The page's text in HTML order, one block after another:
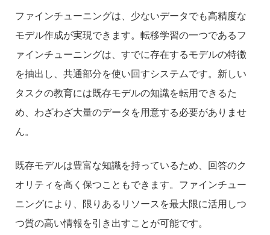
ファインチューニングは、少ないデータでも高精度な
モデル作成が実現できます。転移学習の一つであるフ
ァインチューニングは、すでに存在するモデルの特徴
を抽出し、共通部分を使い回すシステムです。新しい
タスクの教育には既存モデルの知識を転用できるた
め、わざわざ大量のデータを用意する必要がありませ
ん。
既存モデルは豊富な知識を持っているため、回答のク
オリティを高く保つこともできます。ファインチュー
ニングにより、限りあるリソースを最大限に活用しつ
つ質の高い情報を引き出すことが可能です。